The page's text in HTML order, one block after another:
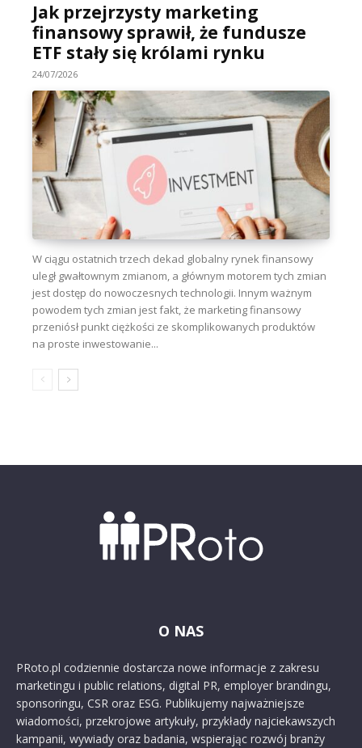
Jak przejrzysty marketing
finansowy sprawił, że fundusze
ETF stały się królami rynku
24/07/2026
W ciągu ostatnich trzech dekad globalny rynek finansowy
uległ gwałtownym zmianom, a głównym motorem tych zmian
jest dostęp do nowoczesnych technologii. Innym ważnym
powodem tych zmian jest fakt, że marketing finansowy
przeniósł punkt ciężkości ze skomplikowanych produktów
na proste inwestowanie...
O NAS
PRoto.pl codziennie dostarcza nowe informacje z zakresu
marketingu i public relations, digital PR, employer brandingu,
sponsoringu, CSR oraz ESG. Publikujemy najważniejsze
wiadomości, przekrojowe artykuły, przykłady najciekawszych
kampanii, wywiady oraz badania, wspierając rozwój branży